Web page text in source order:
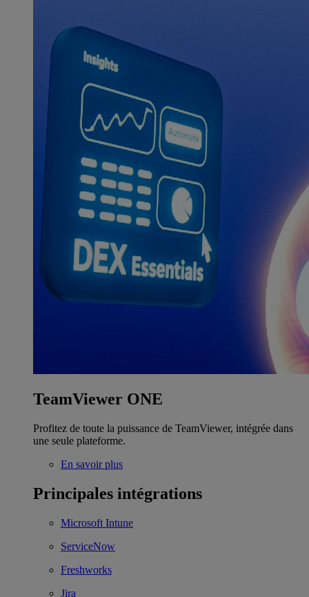
TeamViewer ONE
Profitez de toute la puissance de TeamViewer, intégrée dans
une seule plateforme.
En savoir plus
Principales intégrations
Microsoft Intune
ServiceNow
Freshworks
Jira